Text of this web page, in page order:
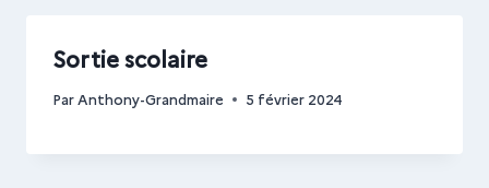
Sortie scolaire
ParAnthony-Grandmaire 5 février 2024